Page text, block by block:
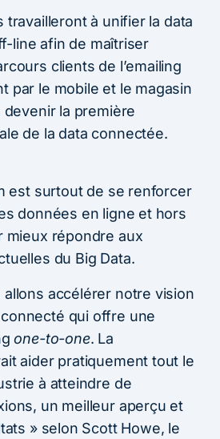
travailleront à unifier la data
line afin de maîtriser
clients de l’emailing
par le mobile et le magasin
la première
de la data connectée.
est surtout de se renforcer
données en ligne et hors
mieux répondre aux
du Big Data.
allons accélérer notre vision
qui offre une
one-to-one. La
aider pratiquement tout le
à atteindre de
un meilleur aperçu et
» selon Scott Howe, le